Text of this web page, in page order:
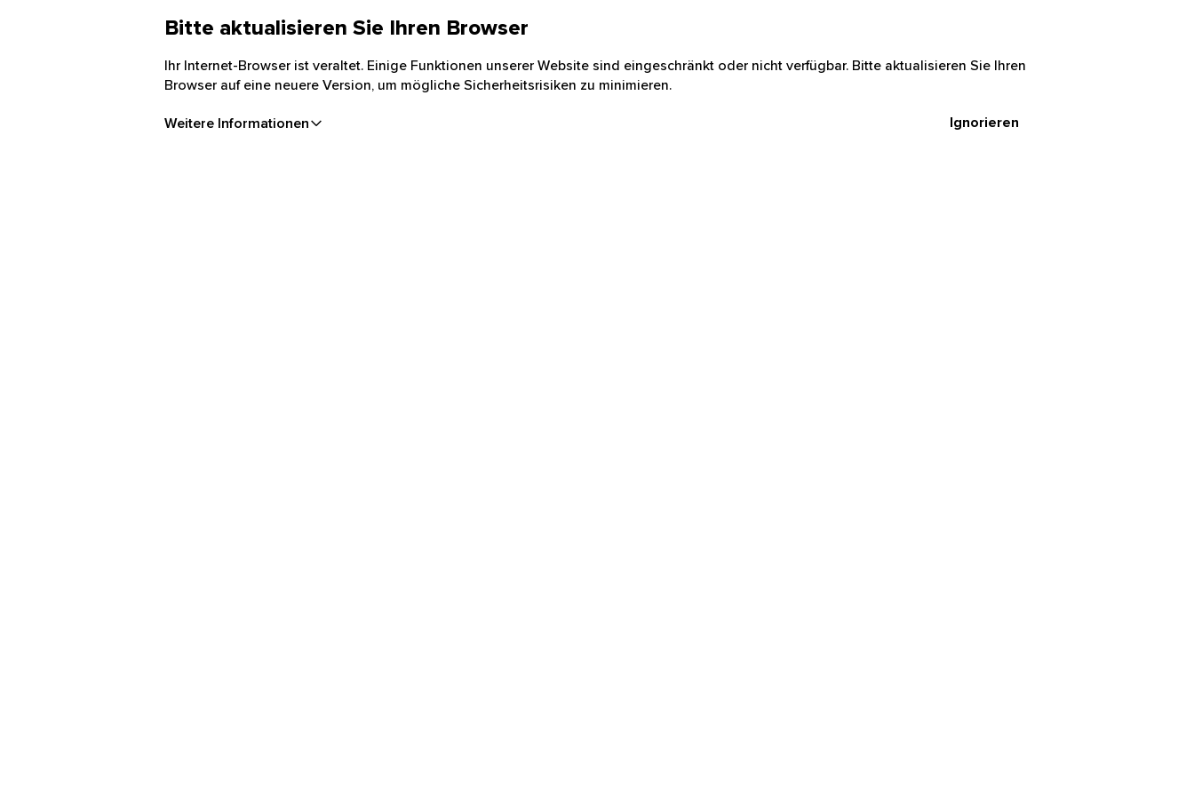
Bitte aktualisieren Sie Ihren Browser
Ihr Internet-Browser ist veraltet. Einige Funktionen unserer Website sind eingeschränkt oder nicht verfügbar. Bitte aktualisieren Sie Ihren
Browser auf eine neuere Version, um mögliche Sicherheitsrisiken zu minimieren.
Weitere Informationen Ignorieren